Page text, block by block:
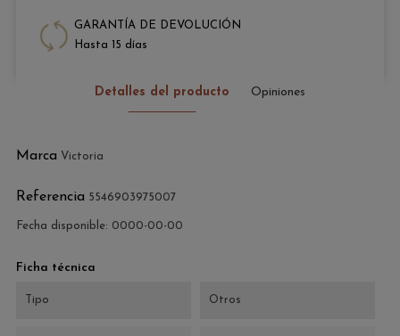
GARANTÍA DE DEVOLUCIÓN
Hasta 15 días
Detalles del producto Opiniones
Marca Victoria
Referencia 5546903975007
Fecha disponible: 0000-00-00
Ficha técnica
Tipo Otros